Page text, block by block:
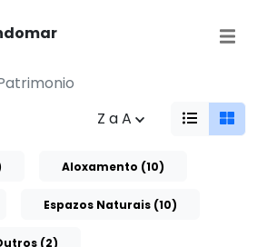
Z a A
Aloxamento (10)
Espazos Naturais (10)
(2)